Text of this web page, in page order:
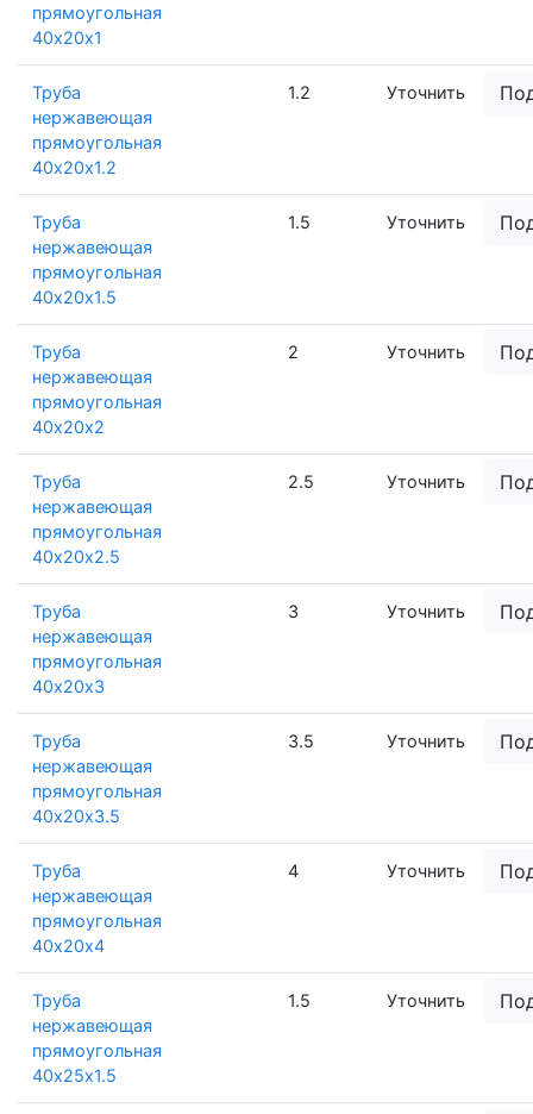
прямоугольная
40х20х1
Труба
нержавеющая
прямоугольная
40х20х1.2
1.2 Уточнить
Труба
нержавеющая
прямоугольная
40х20х1.5
1.5 Уточнить
Труба
нержавеющая
прямоугольная
40х20х2
2 Уточнить
Труба
нержавеющая
прямоугольная
40х20х2.5
2.5 Уточнить
Труба
нержавеющая
прямоугольная
40х20х3
3 Уточнить
Труба
нержавеющая
прямоугольная
40х20х3.5
3.5 Уточнить
Труба
нержавеющая
прямоугольная
40х20х4
4 Уточнить
Труба
нержавеющая
прямоугольная
40х25х1.5
1.5 Уточнить